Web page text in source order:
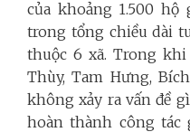
của khoảng 1.500 hộ
trong tổng chiều dài
thuộc 6 xã. Trong
Thùy, Tam Hưng,
không xảy ra vấn đề
hoàn thành công